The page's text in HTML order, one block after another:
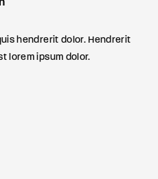
hendrerit dolor. Hendrerit
lorem ipsum dolor.